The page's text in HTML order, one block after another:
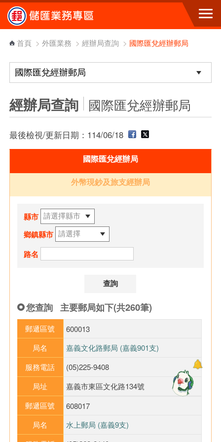
跳到主要內容區塊
首頁 > 外匯業務 > 經辦局查詢 > 國際匯兌經辦郵局
經辦局查詢 國際匯兌經辦郵局
最後檢視/更新日期：114/06/18
國際匯兌經辦局
外幣現鈔及旅支經辦局
縣市
鄉鎮縣市
路名
您查詢 主要郵局如下(共260筆)
郵遞區號
600013
局名
嘉義文化路郵局 (嘉義901支)
服務電話
(05)225-9408
局址
嘉義市東區文化路134號
郵遞區號
608017
局名
水上郵局 (嘉義9支)